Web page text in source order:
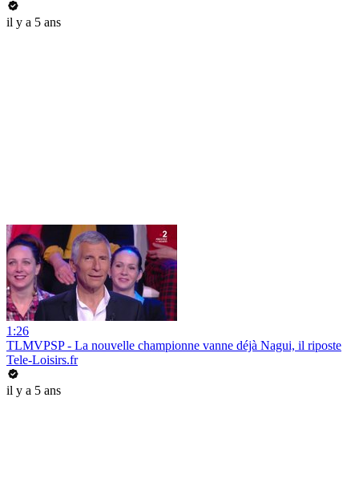
il y a 5 ans
1:26
TLMVPSP - La nouvelle championne vanne déjà Nagui, il riposte
Tele-Loisirs.fr
il y a 5 ans